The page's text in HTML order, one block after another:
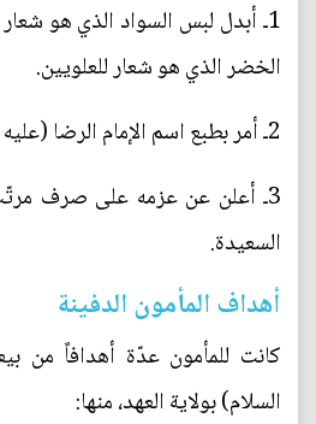
1ـ أبدل لبس السواد الذي هو
الخضر الذي هو شعار للعلويين.
2ـ أمر بطبع اسم الإمام الرضا (عليه السلام) على الدراهم.
3ـ أعلن عن عزمه على صرف
السعيدة.
أهداف المأمون الدفينة
كانت للمأمون عدّة أهدافاً من
السلام) بولاية العهد، منها: